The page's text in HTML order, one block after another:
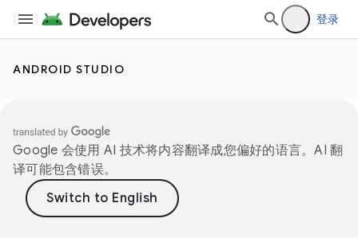
登录
ANDROID STUDIO
Google 会使用 AI 技术将内容翻译成您偏好的语言。AI 翻
译可能包含错误。